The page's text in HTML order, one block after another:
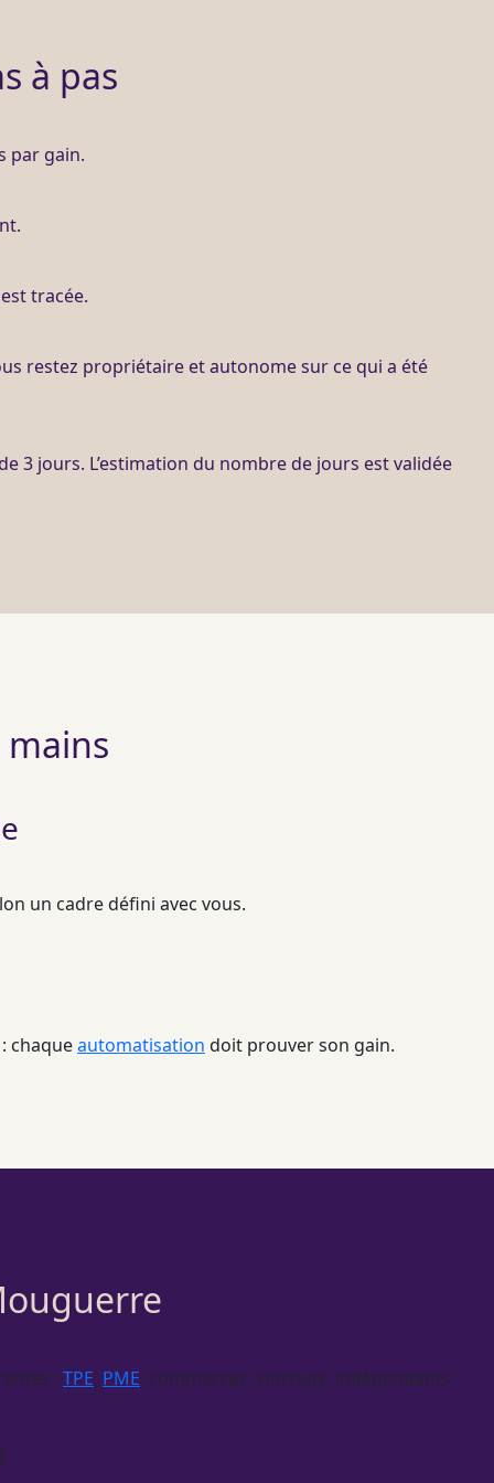
à pas
par gain.
tracée.
restez propriétaire et autonome sur ce qui a été
3 jours. L’estimation du nombre de jours est validée
mains
un cadre défini avec vous.
chaqueautomatisation doit prouver son gain.
: TPE, PME, commerces, startups, indépendants.